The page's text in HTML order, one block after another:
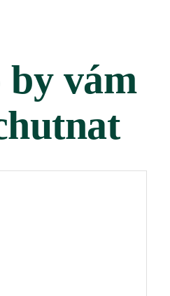
vám